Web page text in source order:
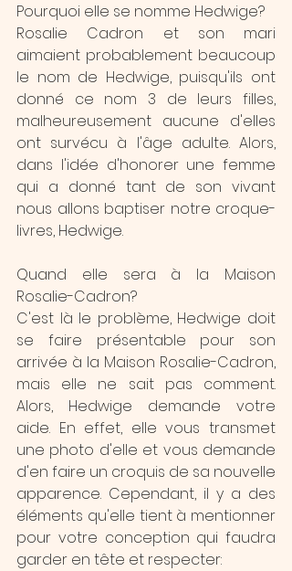
Pourquoi elle se nomme Hedwige?
Rosalie Cadron et son mari
aimaient probablement beaucoup
le nom de Hedwige, puisqu'ils ont
donné ce nom 3 de leurs filles,
malheureusement aucune d'elles
ont survécu à l'âge adulte. Alors,
dans l'idée d'honorer une femme
qui a donné tant de son vivant
nous allons baptiser notre croque-
livres, Hedwige.
Quand elle sera à la Maison
Rosalie-Cadron?
C'est là le problème, Hedwige doit
se faire présentable pour son
arrivée à la Maison Rosalie-Cadron,
mais elle ne sait pas comment.
Alors, Hedwige demande votre
aide. En effet, elle vous transmet
une photo d'elle et vous demande
d'en faire un croquis de sa nouvelle
apparence. Cependant, il y a des
éléments qu'elle tient à mentionner
pour votre conception qui faudra
garder en tête et respecter: